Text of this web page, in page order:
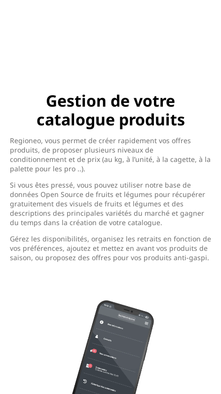
Gestion de votre
catalogue produits
Regioneo, vous permet de créer rapidement vos offres
produits, de proposer plusieurs niveaux de
conditionnement et de prix (au kg, à l’unité, à la cagette, à la
palette pour les pro ..).
Si vous êtes pressé, vous pouvez utiliser notre base de
données Open Source de fruits et légumes pour récupérer
gratuitement des visuels de fruits et légumes et des
descriptions des principales variétés du marché et gagner
du temps dans la création de votre catalogue.
Gérez les disponibilités, organisez les retraits en fonction de
vos préférences, ajoutez et mettez en avant vos produits de
saison, ou proposez des offres pour vos produits anti-gaspi.